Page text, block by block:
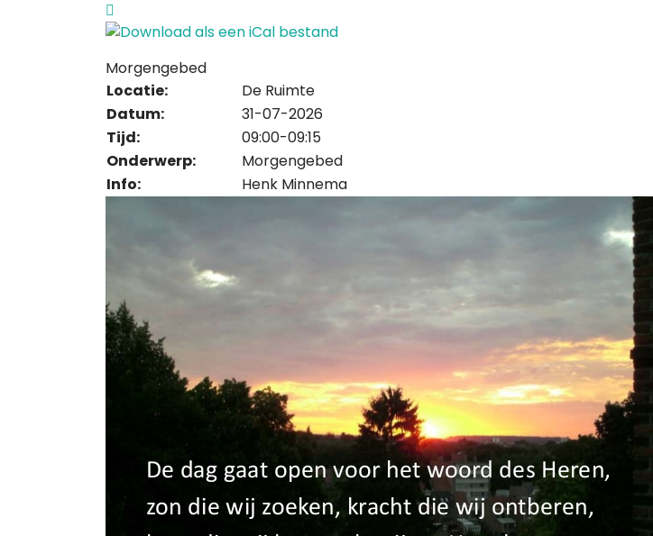
Morgengebed
Locatie:
De Ruimte
Datum:
31-07-2026
Tijd:
09:00-09:15
Onderwerp:
Morgengebed
Info:
Henk Minnema